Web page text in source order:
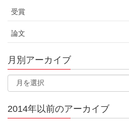
受賞
論文
月別アーカイブ
2014年以前のアーカイブ